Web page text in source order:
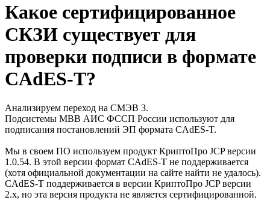
Какое сертифицированное
СКЗИ существует для
проверки подписи в формате
CAdES-T?
Анализируем переход на СМЭВ 3.
Подсистемы МВВ АИС ФССП России используют для
подписания постановлений ЭП формата CAdES-T.
Мы в своем ПО используем продукт КриптоПро JCP версии
1.0.54. В этой версии формат CAdES-T не поддерживается
(хотя официальной документации на сайте найти не удалось).
CAdES-T поддерживается в версии КриптоПро JCP версии
2.х, но эта версия продукта не является сертифицированной.